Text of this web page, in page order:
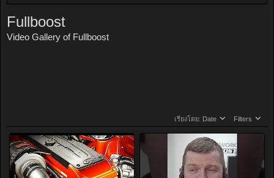
Fullboost
Video Gallery of Fullboost
เรียงโดย: Date Filters